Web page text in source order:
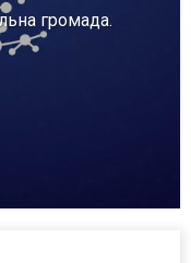
громада.